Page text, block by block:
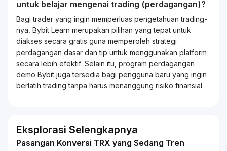
untuk belajar mengenai trading (perdagangan)?
Bagi trader yang ingin memperluas pengetahuantrading-
nya, Bybit Learn merupakan pilihan yang tepat untuk
diakses secara gratis guna memperoleh strategi
perdagangan dasar dan tip untuk menggunakan platform
secara lebih efektif. Selain itu, program perdagangan
demo Bybit juga tersedia bagi pengguna baru yang ingin
berlatihtradingtanpa harus menanggung risiko finansial.
Eksplorasi Selengkapnya
Pasangan Konversi TRX yang Sedang Tren